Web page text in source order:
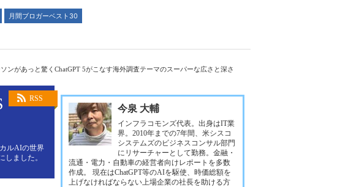
月間ブロガーベスト30
ンがあっと驚くChatGPT 5がこなす海外調査テーマのスーパーな広さと深さ
RSS
ルAIの世界
ました。
今泉 大輔
インフラコモンズ代表。出身はIT業
界。2010年までの7年間、米シスコ
システムズのビジネスコンサル部門
にリサーチャーとして勤務。金融・
流通・電力・自動車の経営者向けレポートを多数
作成。 現在はChatGPT等のAIを駆使、時価総額を
上げなければならない上場企業の社長を助ける方